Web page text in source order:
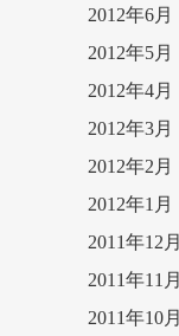
2012年6月
2012年5月
2012年4月
2012年3月
2012年2月
2012年1月
2011年12月
2011年11月
2011年10月